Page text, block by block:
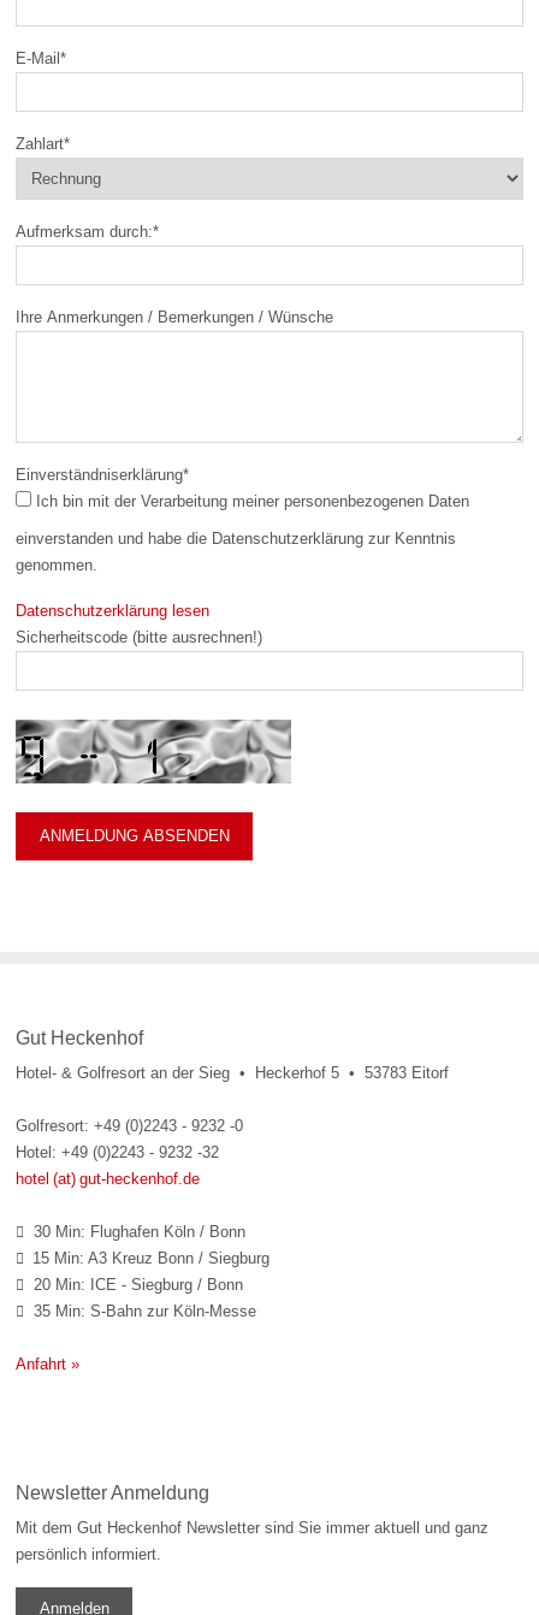
E-Mail*
Zahlart*
Aufmerksam durch:*
Ihre Anmerkungen / Bemerkungen / Wünsche
Einverständniserklärung*
einverstanden und habe die Datenschutzerklärung zur Kenntnis
genommen.
Datenschutzerklärung lesen
Sicherheitscode (bitte ausrechnen!)
Gut Heckenhof
Hotel- & Golfresort an der Sieg • Heckerhof 5 • 53783 Eitorf
Golfresort: +49 (0)2243 - 9232 -0
Hotel: +49 (0)2243 - 9232 -32
hotel (at) gut-heckenhof.de
 30 Min: Flughafen Köln / Bonn
 15 Min: A3 Kreuz Bonn / Siegburg
 20 Min: ICE - Siegburg / Bonn
 35 Min: S-Bahn zur Köln-Messe
Anfahrt »
Newsletter Anmeldung
Mit dem Gut Heckenhof Newsletter sind Sie immer aktuell und ganz
persönlich informiert.
Anmelden